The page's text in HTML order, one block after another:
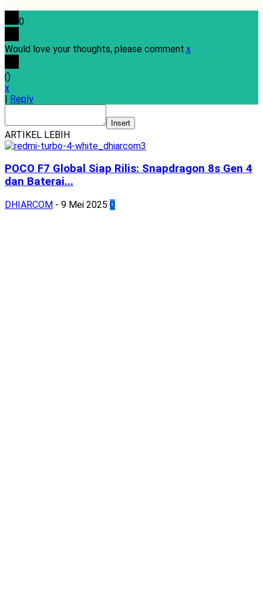
0
Would love your thoughts, please comment.x
()
x
| Reply
Insert
ARTIKEL LEBIH
POCO F7 Global Siap Rilis: Snapdragon 8s Gen 4
dan Baterai...
DHIARCOM - 9 Mei 2025 0